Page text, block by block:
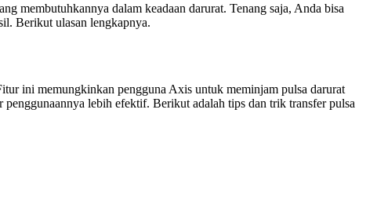
membutuhkannya dalam keadaan darurat. Tenang saja, Anda bisa
Berikut ulasan lengkapnya.
ini memungkinkan pengguna Axis untuk meminjam pulsa darurat
lebih efektif. Berikut adalah tips dan trik transfer pulsa